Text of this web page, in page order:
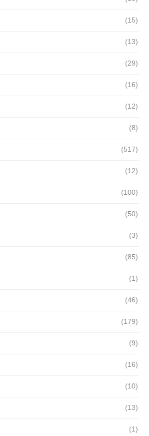
(15)
(13)
(29)
(16)
(12)
(8)
(517)
(12)
(100)
(50)
(3)
(85)
(1)
(46)
(179)
(9)
(16)
(10)
(13)
(1)